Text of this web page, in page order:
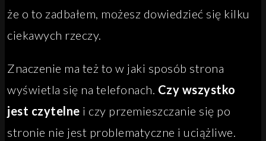
że o to zadbałem, możesz dowiedzieć się kilku
ciekawych rzeczy.
Znaczenie ma też to w jaki sposób strona
wyświetla się na telefonach. Czy wszystko
jest czytelne i czy przemieszczanie się po
stronie nie jest problematyczne i uciążliwe.